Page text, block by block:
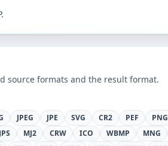
source formats and the result format.
JPEG JPE SVG CR2 PEF PNG
JPS MJ2 CRW ICO WBMP MNG